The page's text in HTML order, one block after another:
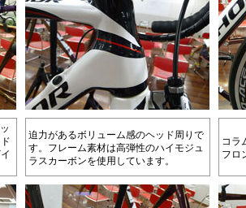
迫力があるボリューム感のヘッド周りで
す。フレーム素材は高弾性のハイモジュ
ラスカーボンを使用しています。
コラ
フロ